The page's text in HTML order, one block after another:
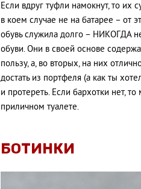
Если вдруг туфли намокнут, то их
в коем случае не на батарее – от
обувь служила долго – НИКОГДА
обуви. Они в своей основе
пользу, а, во вторых, на них
достать из портфеля (а как ты
и протереть. Если бархотки нет,
приличном туалете.
БОТИНКИ